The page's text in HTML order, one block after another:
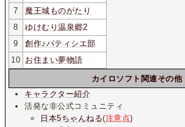
7
魔王城ものがたり
8
ゆけむり温泉郷2
9
創作♪パティシエ部
10 お住まい夢物語
カイロソフト関連その他
キャラクター紹介
活発な非公式コミュニティ
日本5ちゃんねる(注意点)